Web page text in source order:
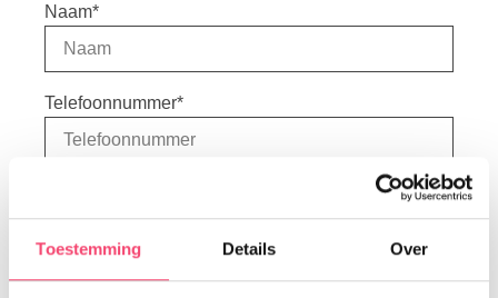
Toestemming Details Over
Naam*
Telefoonnummer*
Opmerking